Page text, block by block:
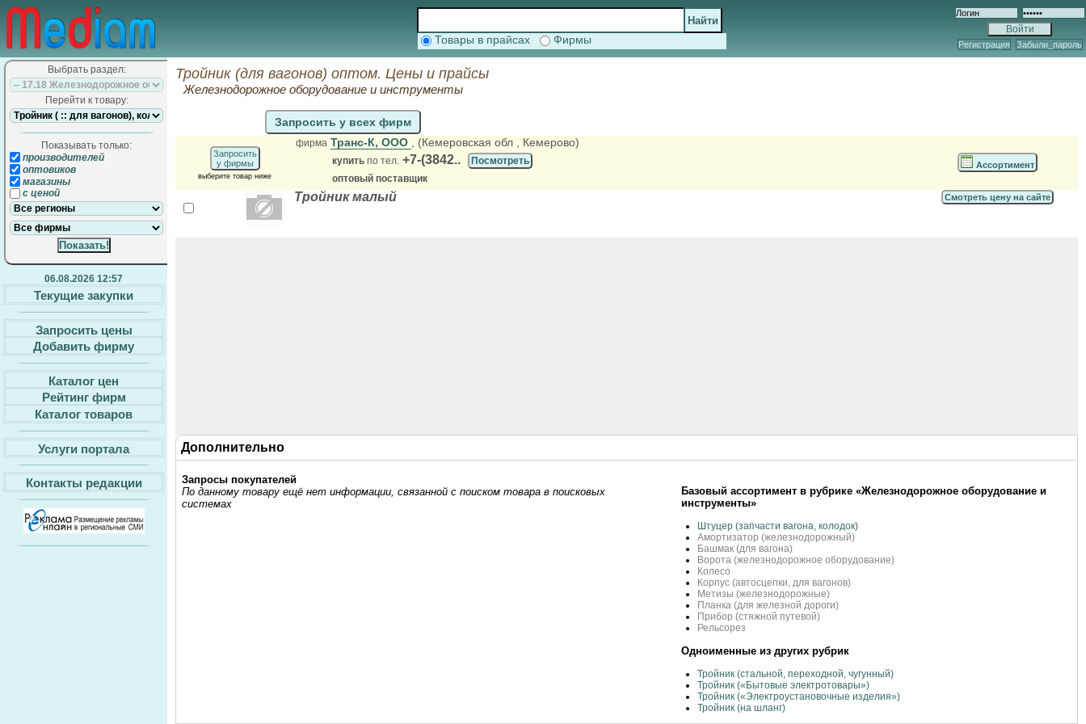
Товары в прайсах Фирмы Регистрация Забыли_пароль
Выбрать раздел:
Перейти к товару:
Показывать только:
производителей
оптовиков
магазины
с ценой
06.08.2026 12:57
Текущие закупки
Запросить цены
Добавить фирму
Каталог цен
Рейтинг фирм
Каталог товаров
Услуги портала
Контакты редакции
Тройник (для вагонов) оптом. Цены и прайсы
Железнодорожное оборудование и инструменты
Запросить у всех фирм
Запросить
у фирмы
выберите товар ниже
фирма Транс-К, ООО , (Кемеровская обл , Кемерово)
купить по тел. +7-(3842..
Посмотреть
оптовый поставщик
Ассортимент
Тройник малый Смотреть цену на сайте
Дополнительно
Запросы покупателей
По данному товару ещё нет информации, связанной с поиском товара в поисковых
системах
Базовый ассортимент в рубрике «Железнодорожное оборудование и
инструменты»
Штуцер (запчасти вагона, колодок)
Амортизатор (железнодорожный)
Башмак (для вагона)
Ворота (железнодорожное оборудование)
Колесо
Корпус (автосцепки, для вагонов)
Метизы (железнодорожные)
Планка (для железной дороги)
Прибор (стяжной путевой)
Рельсорез
Одноименные из других рубрик
Тройник (стальной, переходной, чугунный)
Тройник («Бытовые электротовары»)
Тройник («Электроустановочные изделия»)
Тройник (на шланг)